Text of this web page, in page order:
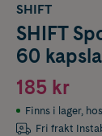
SHIFT
SHIFT
60
185 kr
Finns i lager,
Fri frakt